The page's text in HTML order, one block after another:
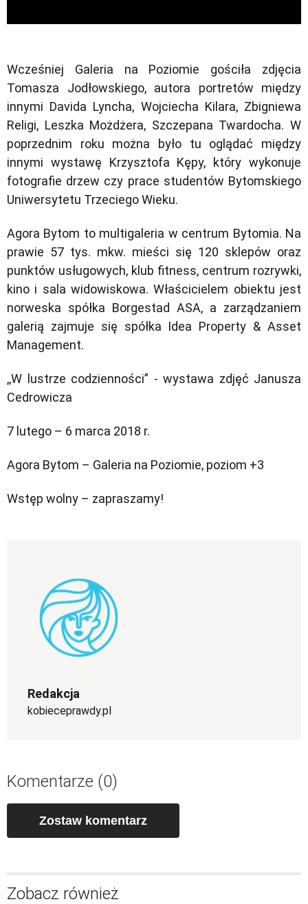
Wcześniej Galeria na Poziomie gościła zdjęcia
Tomasza Jodłowskiego, autora portretów między
innymi Davida Lyncha, Wojciecha Kilara, Zbigniewa
Religi, Leszka Możdżera, Szczepana Twardocha. W
poprzednim roku można było tu oglądać między
innymi wystawę Krzysztofa Kępy, który wykonuje
fotografie drzew czy prace studentów Bytomskiego
Uniwersytetu Trzeciego Wieku.
Agora Bytom to multigaleria w centrum Bytomia. Na
prawie 57 tys. mkw. mieści się 120 sklepów oraz
punktów usługowych, klub fitness, centrum rozrywki,
kino i sala widowiskowa. Właścicielem obiektu jest
norweska spółka Borgestad ASA, a zarządzaniem
galerią zajmuje się spółka Idea Property & Asset
Management.
,,W lustrze codzienności” - wystawa zdjęć Janusza
Cedrowicza
7 lutego – 6 marca 2018 r.
Agora Bytom – Galeria na Poziomie, poziom +3
Wstęp wolny – zapraszamy!
Redakcja
kobieceprawdy.pl
Komentarze (0)
Zostaw komentarz
Zobacz również